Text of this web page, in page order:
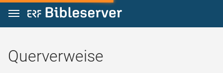
Zum Inhalt springen
Querverweise